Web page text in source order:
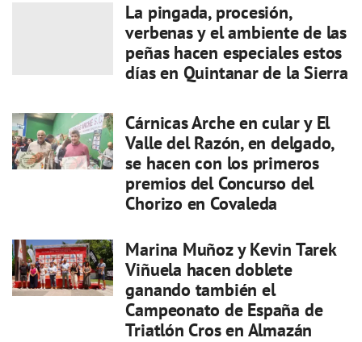
La pingada, procesión,
verbenas y el ambiente de las
peñas hacen especiales estos
días en Quintanar de la Sierra
Cárnicas Arche en cular y El
Valle del Razón, en delgado,
se hacen con los primeros
premios del Concurso del
Chorizo en Covaleda
Marina Muñoz y Kevin Tarek
Viñuela hacen doblete
ganando también el
Campeonato de España de
Triatlón Cros en Almazán